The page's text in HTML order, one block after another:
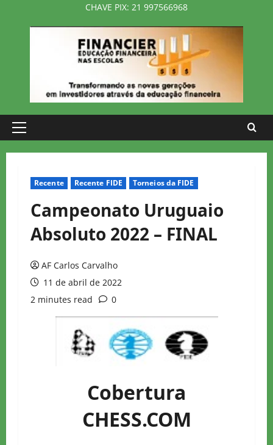
CHAVE PIX: 21 997566968
Primary
Recente Recente FIDE Torneios da FIDE
Campeonato Uruguaio
Absoluto 2022 – FINAL
AF Carlos Carvalho
11 de abril de 2022
2 minutes read
0
Cobertura
CHESS.COM